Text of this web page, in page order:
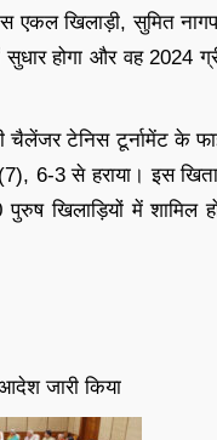
खिलाड़ी, सुमित
होगा और वह 2024
टेनिस टूर्नामेंट के
6-3 से हराया। इस
खिलाड़ियों में शामिल
जारी किया